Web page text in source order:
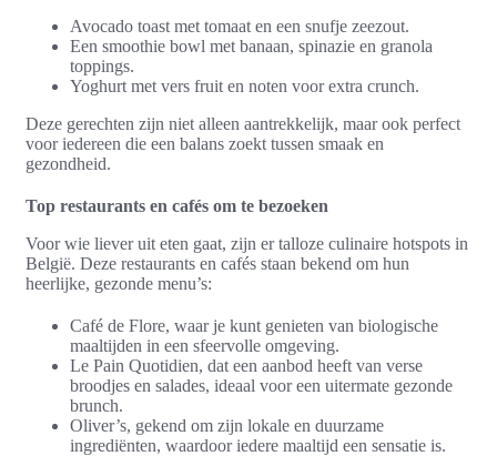
Avocado toast met tomaat en een snufje zeezout.
Een smoothie bowl met banaan, spinazie en granola
toppings.
Yoghurt met vers fruit en noten voor extra crunch.
Deze gerechten zijn niet alleen aantrekkelijk, maar ook perfect
voor iedereen die een balans zoekt tussen smaak en
gezondheid.
Top restaurants en cafés om te bezoeken
Voor wie liever uit eten gaat, zijn er talloze culinaire hotspots in
België. Deze restaurants en cafés staan bekend om hun
heerlijke, gezonde menu’s:
Café de Flore, waar je kunt genieten van biologische
maaltijden in een sfeervolle omgeving.
Le Pain Quotidien, dat een aanbod heeft van verse
broodjes en salades, ideaal voor een uitermate gezonde
brunch.
Oliver’s, gekend om zijn lokale en duurzame
ingrediënten, waardoor iedere maaltijd een sensatie is.